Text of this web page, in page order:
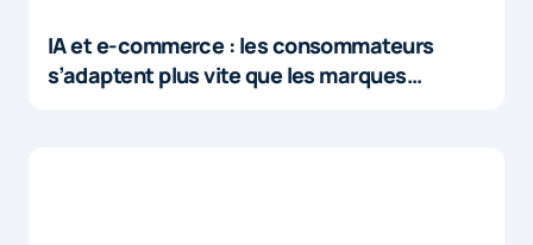
IA et e-commerce : les consommateurs
s’adaptent plus vite que les marques…